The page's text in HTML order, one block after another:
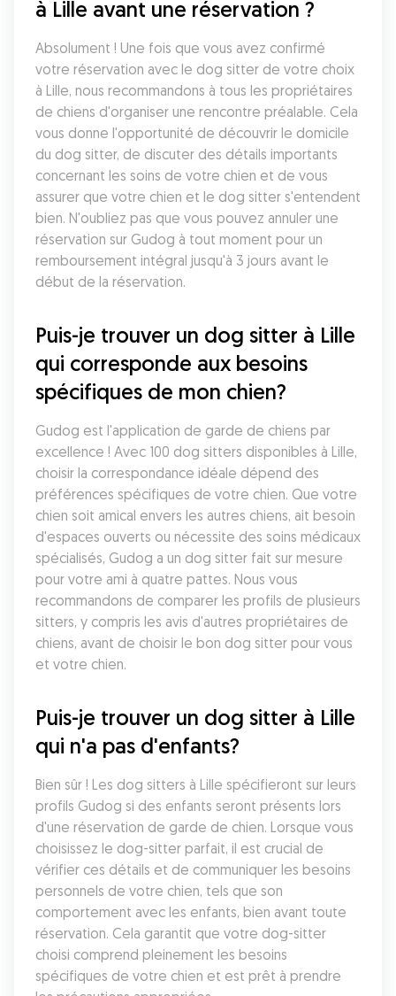
à Lille avant une réservation ?
Absolument ! Une fois que vous avez confirmé
votre réservation avec le dog sitter de votre choix
à Lille, nous recommandons à tous les propriétaires
de chiens d'organiser une rencontre préalable. Cela
vous donne l'opportunité de découvrir le domicile
du dog sitter, de discuter des détails importants
concernant les soins de votre chien et de vous
assurer que votre chien et le dog sitter s'entendent
bien. N'oubliez pas que vous pouvez annuler une
réservation sur Gudog à tout moment pour un
remboursement intégral jusqu'à 3 jours avant le
début de la réservation.
Puis-je trouver un dog sitter à Lille
qui corresponde aux besoins
spécifiques de mon chien?
Gudog est l'application de garde de chiens par
excellence ! Avec 100 dog sitters disponibles à Lille,
choisir la correspondance idéale dépend des
préférences spécifiques de votre chien. Que votre
chien soit amical envers les autres chiens, ait besoin
d'espaces ouverts ou nécessite des soins médicaux
spécialisés, Gudog a un dog sitter fait sur mesure
pour votre ami à quatre pattes. Nous vous
recommandons de comparer les profils de plusieurs
sitters, y compris les avis d'autres propriétaires de
chiens, avant de choisir le bon dog sitter pour vous
et votre chien.
Puis-je trouver un dog sitter à Lille
qui n'a pas d'enfants?
Bien sûr ! Les dog sitters à Lille spécifieront sur leurs
profils Gudog si des enfants seront présents lors
d'une réservation de garde de chien. Lorsque vous
choisissez le dog-sitter parfait, il est crucial de
vérifier ces détails et de communiquer les besoins
personnels de votre chien, tels que son
comportement avec les enfants, bien avant toute
réservation. Cela garantit que votre dog-sitter
choisi comprend pleinement les besoins
spécifiques de votre chien et est prêt à prendre